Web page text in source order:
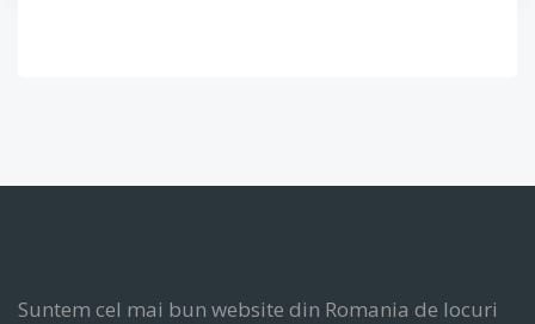
Suntem cel mai bun website din Romania de locuri